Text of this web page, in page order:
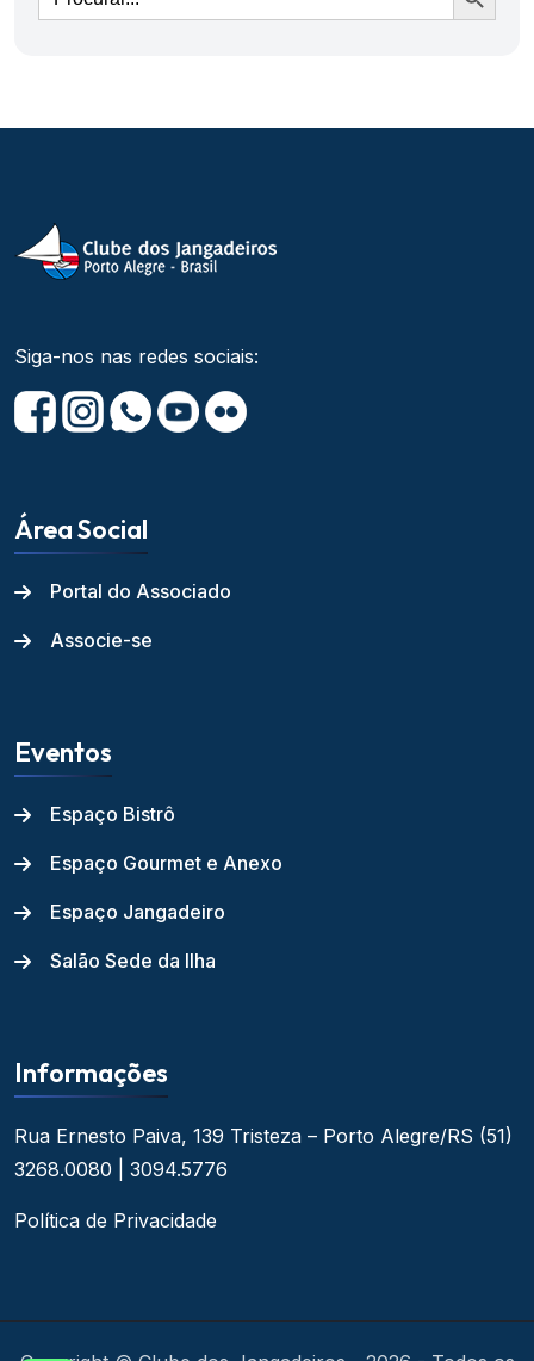
Siga-nos nas redes sociais:
Área Social
Portal do Associado
Associe-se
Eventos
Espaço Bistrô
Espaço Gourmet e Anexo
Espaço Jangadeiro
Salão Sede da Ilha
Informações
Rua Ernesto Paiva, 139 Tristeza – Porto Alegre/RS (51)
3268.0080 | 3094.5776
Política de Privacidade